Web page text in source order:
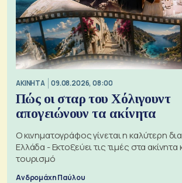
ΑΚΙΝΗΤΑ 09.08.2026, 08:00
Πώς οι σταρ του Χόλιγουντ
απογειώνουν τα ακίνητα
Ο κινηματογράφος γίνεται η καλύτερη
Ελλάδα - Εκτοξεύει τις τιμές στα ακίνητα
τουρισμό
Ανδρομάχη Παύλου